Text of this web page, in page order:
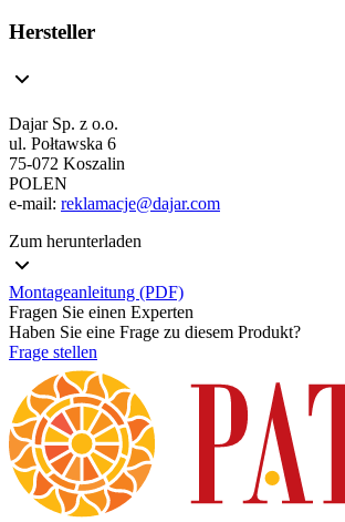
Hersteller
Dajar Sp. z o.o.
ul. Połtawska 6
75-072 Koszalin
POLEN
e-mail: reklamacje@dajar.com
Zum herunterladen
Montageanleitung (PDF)
Fragen Sie einen Experten
Haben Sie eine Frage zu diesem Produkt?
Frage stellen